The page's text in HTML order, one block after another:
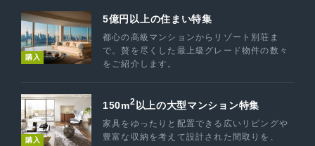
購入
5億円以上の住まい特集
都心の高級マンションからリゾート別荘ま
で。贅を尽くした最上級グレード物件の数々
をご紹介します。
購入
150m2 以上の大型マンション特集
家具をゆったりと配置できる広いリビングや
豊富な収納を考えて設計された間取りを、